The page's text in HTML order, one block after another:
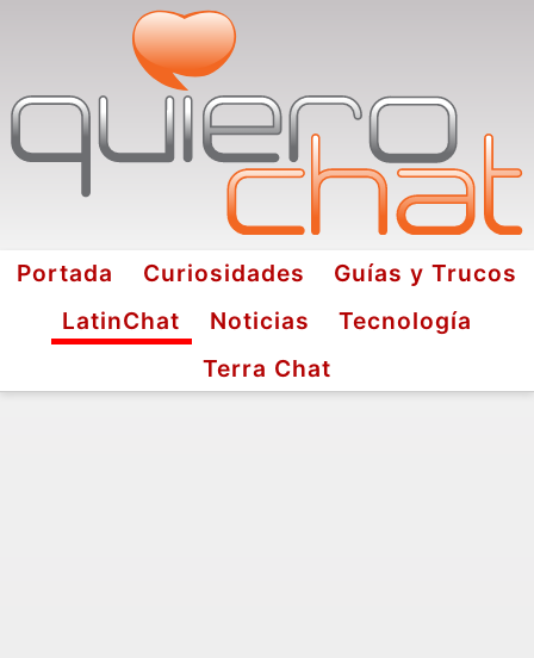
Portada Curiosidades
Guías y Trucos
LatinChat
Noticias
Tecnología
Terra Chat